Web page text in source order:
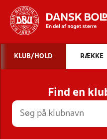
STILLINGER,
KLUB/HOLD RÆKKE
Find en